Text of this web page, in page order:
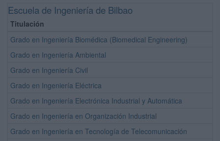
Escuela de Ingeniería de Bilbao
Titulación
Grado en Ingeniería Biomédica (Biomedical Engineering)
Grado en Ingeniería Ambiental
Grado en Ingeniería Civil
Grado en Ingeniería Eléctrica
Grado en Ingeniería Electrónica Industrial y Automática
Grado en Ingeniería en Organización Industrial
Grado en Ingeniería en Tecnología de Telecomunicación